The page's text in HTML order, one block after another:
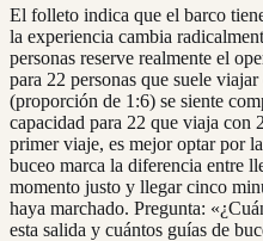
El folleto indica que el barco
la experiencia cambia
personas reserve realmente el
para 22 personas que suele
(proporción de 1:6) se siente
capacidad para 22 que viaja con
primer viaje, es mejor optar por
buceo marca la diferencia entre
momento justo y llegar cinco
haya marchado. Pregunta:
esta salida y cuántos guías de